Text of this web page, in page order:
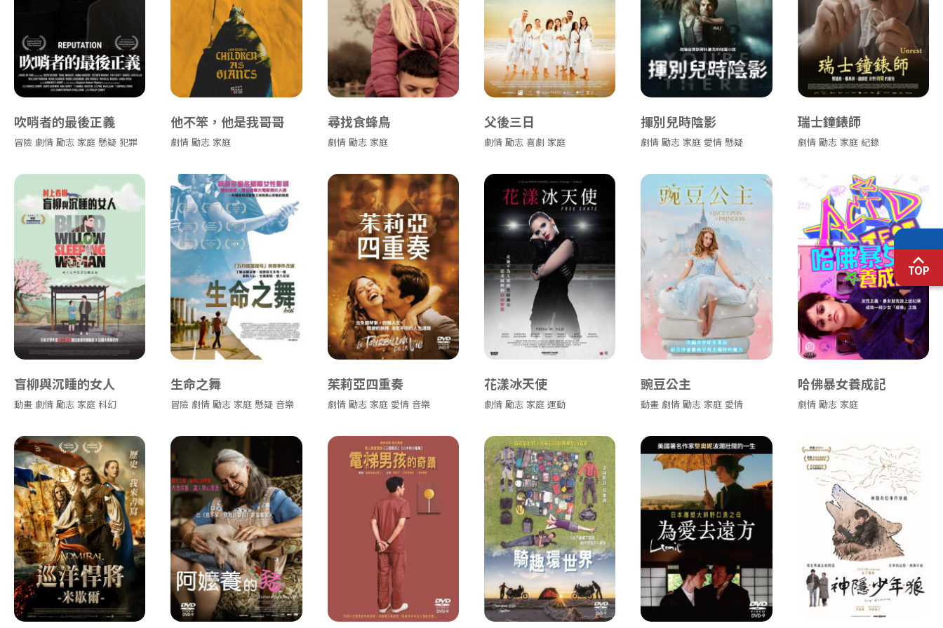
吹哨者的最後正義
冒險 劇情 勵志 家庭 懸疑 犯罪
他不笨，他是我哥哥
劇情 勵志 家庭
尋找食蜂鳥
劇情 勵志 家庭
父後三日
劇情 勵志 喜劇 家庭
揮別兒時陰影
劇情 勵志 家庭 愛情 懸疑
瑞士鐘錶師
劇情 勵志 家庭 紀錄
盲柳與沉睡的女人
動畫 劇情 勵志 家庭 科幻
生命之舞
冒險 劇情 勵志 家庭 懸疑 音樂
茱莉亞四重奏
劇情 勵志 家庭 愛情 音樂
花漾冰天使
劇情 勵志 家庭 運動
豌豆公主
動畫 劇情 勵志 家庭 愛情
哈佛暴女養成記
劇情 勵志 家庭
TOP